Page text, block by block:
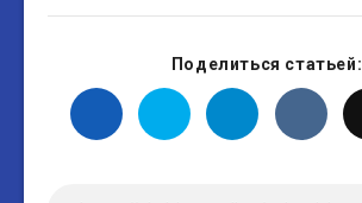
Поделиться статьей: